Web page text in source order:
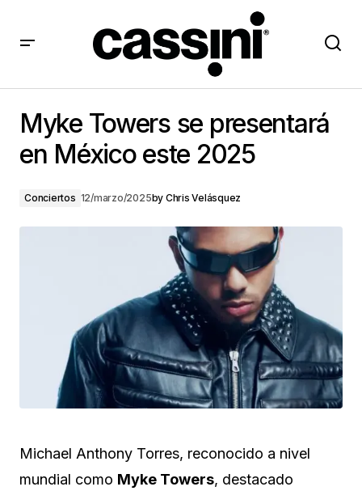
Myke Towers se presentará
en México este 2025
Conciertos 12/marzo/2025by Chris Velásquez
Michael Anthony Torres, reconocido a nivel
mundial como Myke Towers, destacado